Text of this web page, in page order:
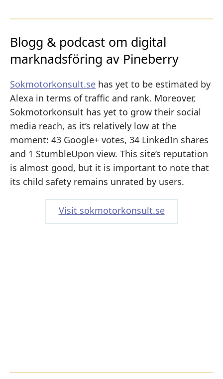
Blogg & podcast om digital
marknadsföring av Pineberry
Sokmotorkonsult.se has yet to be estimated by
Alexa in terms of traffic and rank. Moreover,
Sokmotorkonsult has yet to grow their social
media reach, as it’s relatively low at the
moment: 43 Google+ votes, 34 LinkedIn shares
and 1 StumbleUpon view. This site’s reputation
is almost good, but it is important to note that
its child safety remains unrated by users.
Visit sokmotorkonsult.se